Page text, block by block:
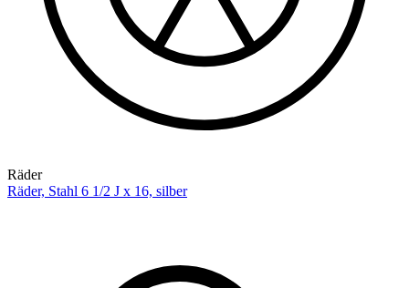
Räder
Räder, Stahl 6 1/2 J x 16, silber